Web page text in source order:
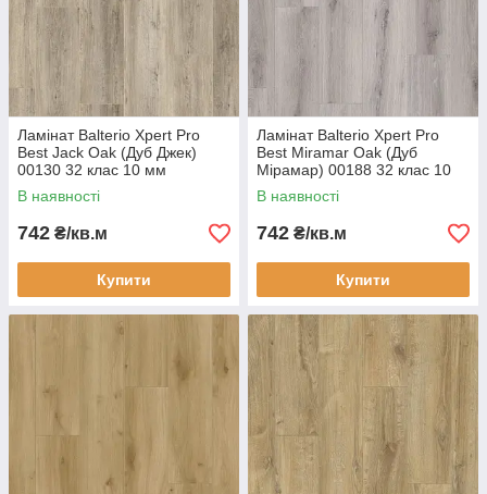
Ламінат Balterio Xpert Pro
Best Jack Oak (Дуб Джек)
00130 32 клас 10 мм
товщина з фаскою
В наявності
742 ₴/кв.м
Купити
Ламінат Balterio Xpert Pro
Best Miramar Oak (Дуб
Мірамар) 00188 32 клас 10
мм товщина з фаскою
В наявності
742 ₴/кв.м
Купити